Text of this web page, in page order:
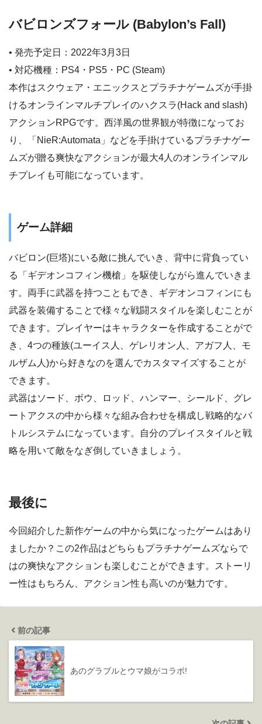
バビロンズフォール (Babylon’s Fall)
• 発売予定日：2022年3月3日
• 対応機種：PS4・PS5・PC (Steam)
本作はスクウェア・エニックスとプラチナゲームズが手掛
けるオンラインマルチプレイのハクスラ(Hack and slash)
アクションRPGです。西洋風の世界観が特徴になってお
り、「NieR:Automata」などを手掛けているプラチナゲー
ムズが贈る爽快なアクションが最大4人のオンラインマル
チプレイも可能になっています。
ゲーム詳細
バビロン(巨塔)にいる敵に挑んでいき、背中に背負ってい
る「ギデオンコフィン機槍」を駆使しながら進んでいきま
す。両手に武器を持つこともでき、ギデオンコフィンにも
武器を装備することで様々な戦闘スタイルを楽しむことが
できます。プレイヤーはキャラクターを作成することがで
き、4つの種族(ユーイス人、ゲレリオン人、アガフ人、モ
ルザム人)から好きなのを選んでカスタマイズすることが
できます。
武器はソード、ボウ、ロッド、ハンマー、シールド、グレ
ートアクスの中から様々な組み合わせを構成し戦略的なバ
トルシステムになっています。自分のプレイスタイルと戦
略を用いて敵をなぎ倒していきましょう。
最後に
今回紹介した新作ゲームの中から気になったゲームはあり
ましたか？この2作品はどちらもプラチナゲームズならで
はの爽快なアクションも楽しむことができます。ストーリ
ー性はもちろん、アクション性も高いのが魅力です。
前の記事
あのグラブルとウマ娘がコラボ!